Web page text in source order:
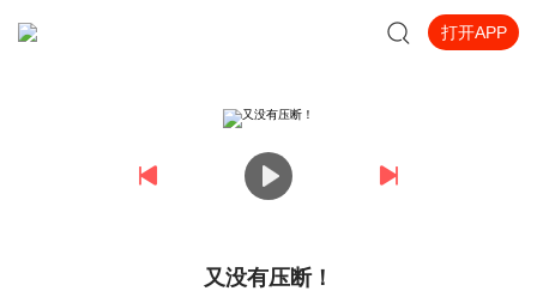
打开APP
又没有压断！